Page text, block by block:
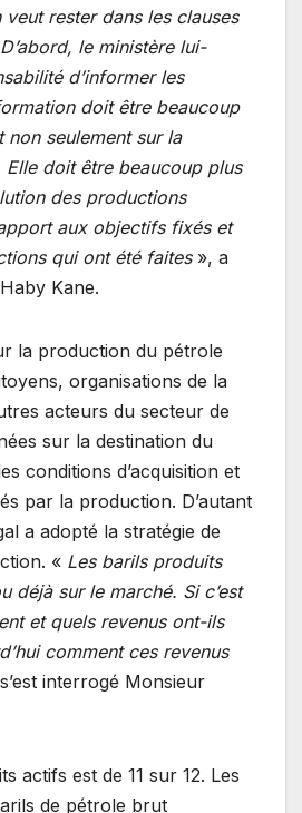
rester dans les clauses
le ministère lui-
d’informer les
doit être beaucoup
non seulement sur la
doit être beaucoup plus
des productions
aux objectifs fixés et
qui ont été faites», a
Kane.
la production du pétrole
organisations de la
acteurs du secteur de
sur la destination du
conditions d’acquisition et
par la production. D’autant
a adopté la stratégie de
« Les barils produits
déjà sur le marché. Si c’est
et quels revenus ont-ils
comment ces revenus
interrogé Monsieur
actifs est de 11 sur 12. Les
de pétrole brut